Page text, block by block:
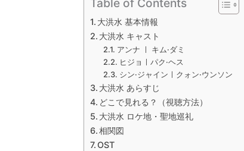
大洪水 基本情報
大洪水 キャスト
アンナ ㅣ キム·ダミ
ヒジョㅣパク·ヘス
シン·ジャインㅣクォン·ウンソン
大洪水 あらすじ
どこで見れる？（視聴方法）
大洪水 ロケ地・聖地巡礼
相関図
OST